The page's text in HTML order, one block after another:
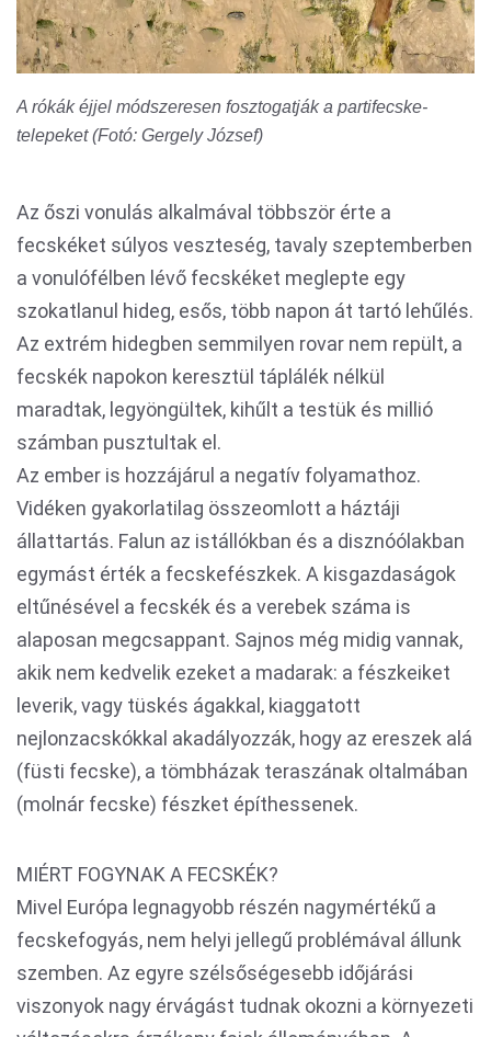
A rókák éjjel módszeresen fosztogatják a partifecske-
telepeket (Fotó: Gergely József)
Az őszi vonulás alkalmával többször érte a
fecskéket súlyos veszteség, tavaly szeptemberben
a vonulófélben lévő fecskéket meglepte egy
szokatlanul hideg, esős, több napon át tartó lehűlés.
Az extrém hidegben semmilyen rovar nem repült, a
fecskék napokon keresztül táplálék nélkül
maradtak, legyöngültek, kihűlt a testük és millió
számban pusztultak el.
Az ember is hozzájárul a negatív folyamathoz.
Vidéken gyakorlatilag összeomlott a háztáji
állattartás. Falun az istállókban és a disznóólakban
egymást érték a fecskefészkek. A kisgazdaságok
eltűnésével a fecskék és a verebek száma is
alaposan megcsappant. Sajnos még midig vannak,
akik nem kedvelik ezeket a madarak: a fészkeiket
leverik, vagy tüskés ágakkal, kiaggatott
nejlonzacskókkal akadályozzák, hogy az ereszek alá
(füsti fecske), a tömbházak teraszának oltalmában
(molnár fecske) fészket építhessenek.
MIÉRT FOGYNAK A FECSKÉK?
Mivel Európa legnagyobb részén nagymértékű a
fecskefogyás, nem helyi jellegű problémával állunk
szemben. Az egyre szélsőségesebb időjárási
viszonyok nagy érvágást tudnak okozni a környezeti